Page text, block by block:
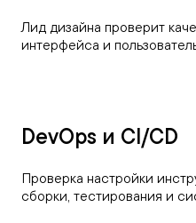
Лид дизайна проверит
интерфейса и
DevOps и CI/CD
Проверка настройки
сборки, тестирования и